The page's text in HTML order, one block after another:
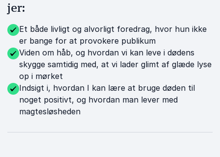
jer:
Et både livligt og alvorligt foredrag, hvor hun ikke
er bange for at provokere publikum
Viden om håb, og hvordan vi kan leve i dødens
skygge samtidig med, at vi lader glimt af glæde lyse
op i mørket
Indsigt i, hvordan I kan lære at bruge døden til
noget positivt, og hvordan man lever med
magtesløsheden